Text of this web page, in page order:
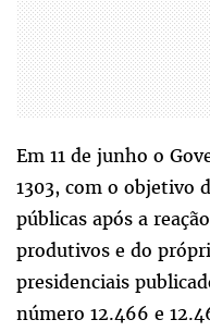
Em 11 de junho o
1303, com o objetivo
públicas após a
produtivos e do
presidenciais
número 12.466 e